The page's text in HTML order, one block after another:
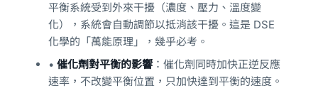
平衡系統受到外來干擾（濃度、壓力、溫度變
化），系統會自動調節以抵消該干擾。這是 DSE
化學的「萬能原理」，幾乎必考。
• 催化劑對平衡的影響 ：催化劑同時加快正逆反應
速率，不改變平衡位置，只加快達到平衡的速度。